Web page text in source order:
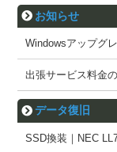
お知らせ
Windowsアップグ
出張サービス料金
データ復旧
SSD換装｜NEC